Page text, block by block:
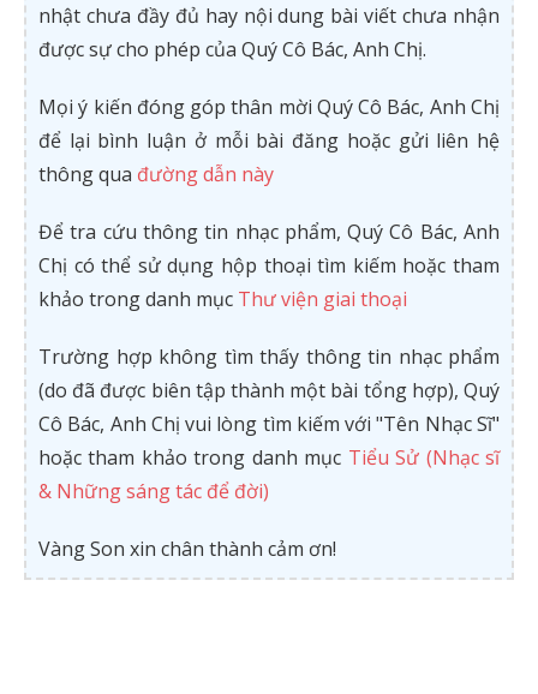
nhật chưa đầy đủ hay nội dung bài viết chưa nhận
được sự cho phép của Quý Cô Bác, Anh Chị.
Mọi ý kiến đóng góp thân mời Quý Cô Bác, Anh Chị
để lại bình luận ở mỗi bài đăng hoặc gửi liên hệ
thông qua đường dẫn này
Để tra cứu thông tin nhạc phẩm, Quý Cô Bác, Anh
Chị có thể sử dụng hộp thoại tìm kiếm hoặc tham
khảo trong danh mục Thư viện giai thoại
Trường hợp không tìm thấy thông tin nhạc phẩm
(do đã được biên tập thành một bài tổng hợp), Quý
Cô Bác, Anh Chị vui lòng tìm kiếm với "Tên Nhạc Sĩ"
hoặc tham khảo trong danh mục Tiểu Sử (Nhạc sĩ
& Những sáng tác để đời)
Vàng Son xin chân thành cảm ơn!